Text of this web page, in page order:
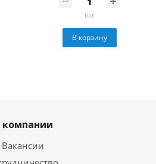
шт
В корзину
Вакансии